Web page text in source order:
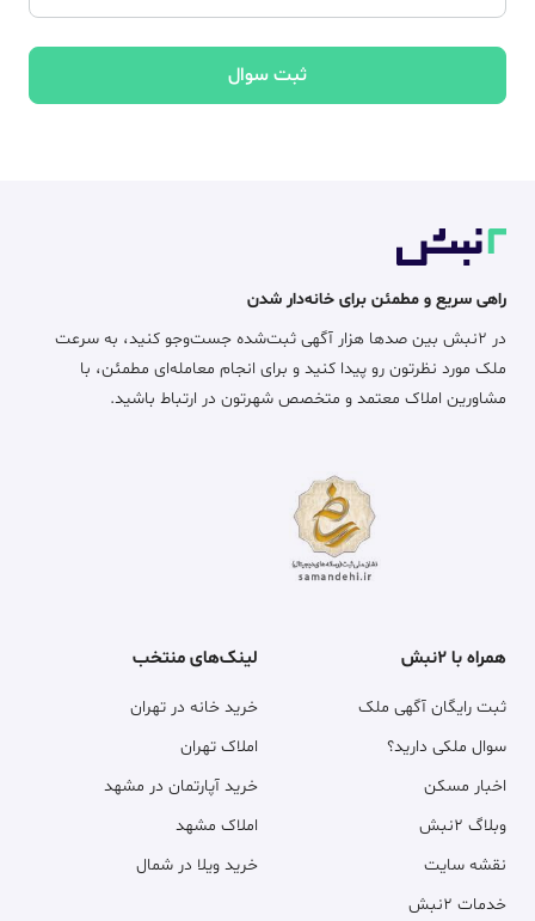
ثبت سوال
راهی سریع و مطمئن برای خانه‌دار شدن
در ۲نبش بین صدها هزار آگهی ثبت‌شده جست‌وجو کنید، به سرعت
ملک مورد نظرتون رو پیدا کنید و برای انجام معامله‌ای مطمئن، با
مشاورین املاک معتمد و متخصص شهرتون در ارتباط باشید.
همراه با ۲نبش
ثبت رایگان آگهی ملک
سوال ملکی دارید؟
اخبار مسکن
وبلاگ ۲نبش
نقشه سایت
خدمات ۲نبش
لینک‌های منتخب
خرید خانه در تهران
املاک تهران
خرید آپارتمان در مشهد
املاک مشهد
خرید ویلا در شمال